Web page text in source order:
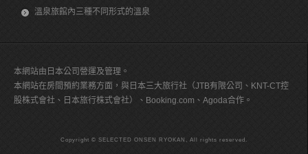
溫泉旅館內三種不同形式的溫泉
本網站由日本公司營運及管理。
本網站在房間預約業務方面，與日本三大旅行社（JTB有限公司、KNT-CT控
股株式會社、日本旅行株式會社）、Booking.com、Agoda合作。
Copyright © SELECTED ONSEN RYOKAN, All rights reserved.